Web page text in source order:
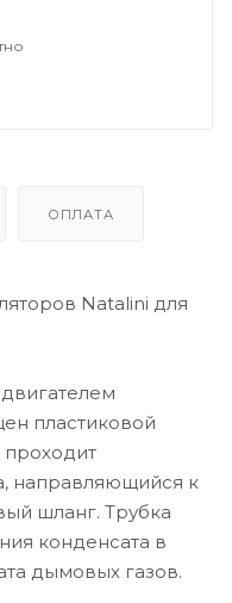
ОПЛАТА
Natalini для
пластиковой
проходит
направляющийся к
шланг. Трубка
конденсата в
дымовых газов.